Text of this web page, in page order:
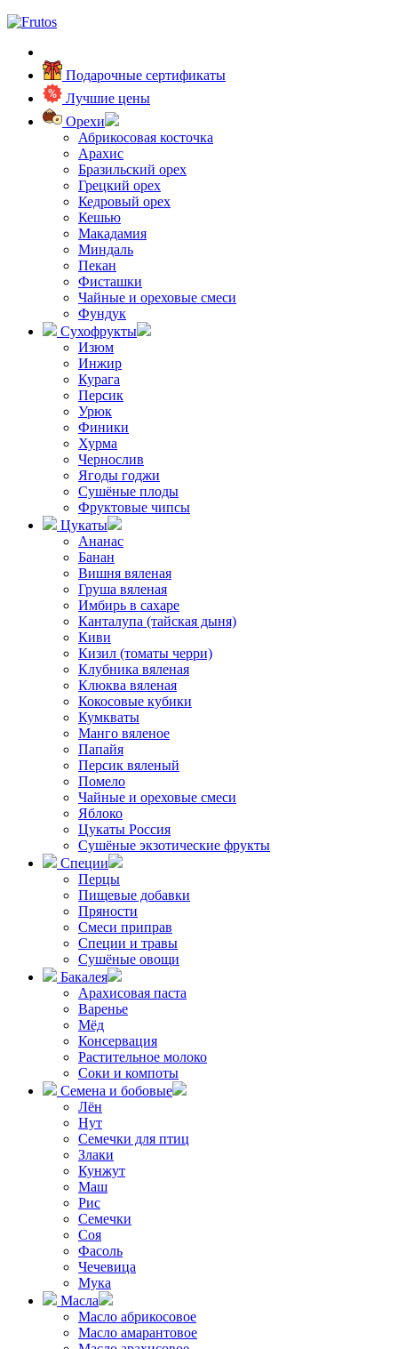
Подарочные сертификаты
Лучшие цены
Орехи
Абрикосовая косточка
Арахис
Бразильский орех
Грецкий орех
Кедровый орех
Кешью
Макадамия
Миндаль
Пекан
Фисташки
Чайные и ореховые смеси
Фундук
Сухофрукты
Изюм
Инжир
Курага
Персик
Урюк
Финики
Хурма
Чернослив
Ягоды годжи
Сушёные плоды
Фруктовые чипсы
Цукаты
Ананас
Банан
Вишня вяленая
Груша вяленая
Имбирь в сахаре
Канталупа (тайская дыня)
Киви
Кизил (томаты черри)
Клубника вяленая
Клюква вяленая
Кокосовые кубики
Кумкваты
Манго вяленое
Папайя
Персик вяленый
Помело
Чайные и ореховые смеси
Яблоко
Цукаты Россия
Сушёные экзотические фрукты
Специи
Перцы
Пищевые добавки
Пряности
Смеси приправ
Специи и травы
Сушёные овощи
Бакалея
Арахисовая паста
Варенье
Мёд
Консервация
Растительное молоко
Соки и компоты
Семена и бобовые
Лён
Нут
Семечки для птиц
Злаки
Кунжут
Маш
Рис
Семечки
Соя
Фасоль
Чечевица
Мука
Масла
Масло абрикосовое
Масло амарантовое